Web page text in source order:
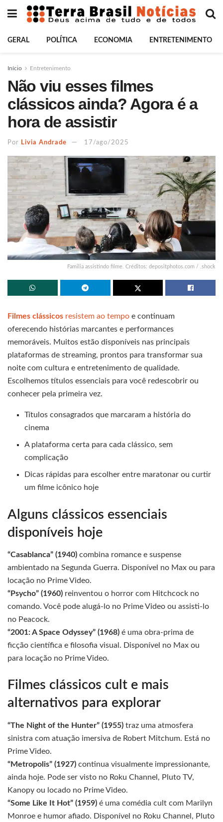
GERAL POLÍTICA ECONOMIA ENTRETENIMENTO
Início Entretenimento
Não viu esses filmes
clássicos ainda? Agora é a
hora de assistir
Por Livia Andrade 17/ago/2025
Familia assistindo filme. Créditos: depositphotos.com / .shock
Filmes clássicos resistem ao tempo e continuam
oferecendo histórias marcantes e performances
memoráveis. Muitos estão disponíveis nas principais
plataformas de streaming, prontos para transformar sua
noite com cultura e entretenimento de qualidade.
Escolhemos títulos essenciais para você redescobrir ou
conhecer pela primeira vez.
Títulos consagrados que marcaram a história do
cinema
A plataforma certa para cada clássico, sem
complicação
Dicas rápidas para escolher entre maratonar ou curtir
um filme icônico hoje
Alguns clássicos essenciais
disponíveis hoje
“Casablanca” (1940) combina romance e suspense
ambientado na Segunda Guerra. Disponível no Max ou para
locação no Prime Video.
“Psycho” (1960) reinventou o horror com Hitchcock no
comando. Você pode alugá-lo no Prime Video ou assisti-lo
no Peacock.
“2001: A Space Odyssey” (1968) é uma obra-prima de
ficção científica e filosofia visual. Disponível no Max ou
para locação no Prime Video.
Filmes clássicos cult e mais
alternativos para explorar
“The Night of the Hunter” (1955) traz uma atmosfera
sinistra com atuação imersiva de Robert Mitchum. Está no
Prime Video.
“Metropolis” (1927) continua visualmente impressionante,
ainda hoje. Pode ser visto no Roku Channel, Pluto TV,
Kanopy ou locado no Prime Video.
“Some Like It Hot” (1959) é uma comédia cult com Marilyn
Monroe e humor afiado. Disponível no Roku Channel, Pluto